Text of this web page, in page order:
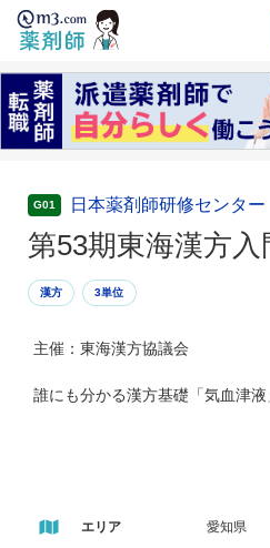
G01 日本薬剤師研修センター
第53期東海漢方
漢方 3単位
主催：東海漢方協議会
誰にも分かる漢方基礎「気血津液
エリア 愛知県